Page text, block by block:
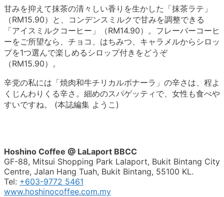
甘みを抑えて抹茶の清々しい香りを生かした「抹茶ラテ」
（RM15.90）と、コンデンスミルクで甘みを調整できる
「アイスミルクコーヒー」（RM14.90）。フレーバーコーヒ
ーをご所望なら、チョコ、はちみつ、キャラメルからシロッ
プを1つ選んで楽しめるシロップ付きをどうぞ
（RM15.90）。
辛党の私には「焼肉和牛チリカルボナーラ」の辛さは、程よ
くじんわりくる辛さ。細めのスパゲッティで、女性も食べや
すいですね。 (本誌編集 ようこ)
Hoshino Coffee @ LaLaport BBCC
GF-88, Mitsui Shopping Park Lalaport, Bukit Bintang City
Centre, Jalan Hang Tuah, Bukit Bintang, 55100 KL.
Tel: +603-9772 5461
www.hoshinocoffee.com.my